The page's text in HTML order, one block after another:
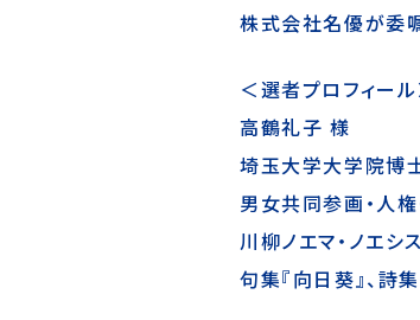
株式会社名優が委
＜選者プロフィール
高鶴礼子 様
埼玉大学大学院博
男女共同参画・人
川柳ノエマ・ノエシ
句集『向日葵』、詩